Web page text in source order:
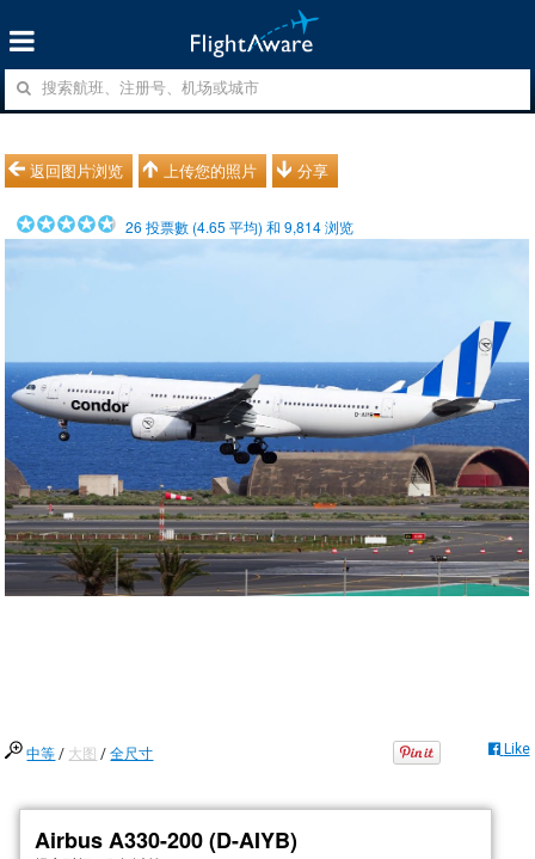
返回图片浏览 上传您的照片 分享
26 投票數 (4.65 平均) 和9,814浏览
中等 / 大图 /全尺寸 Like
Airbus A330-200 (D-AIYB)